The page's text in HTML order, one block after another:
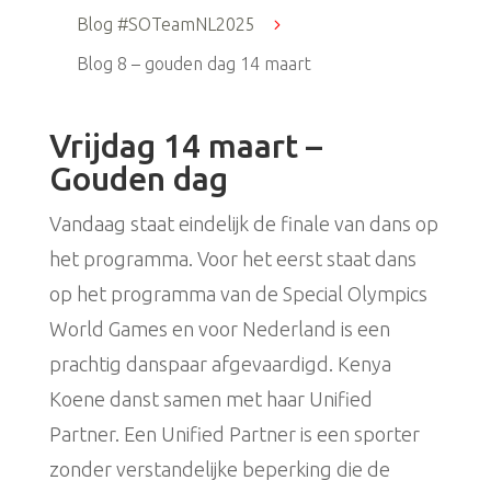
Blog #SOTeamNL2025
5
Blog 8 – gouden dag 14 maart
Vrijdag 14 maart –
Gouden dag
Vandaag staat eindelijk de finale van dans op
het programma. Voor het eerst staat dans
op het programma van de Special Olympics
World Games en voor Nederland is een
prachtig danspaar afgevaardigd. Kenya
Koene danst samen met haar Unified
Partner. Een Unified Partner is een sporter
zonder verstandelijke beperking die de